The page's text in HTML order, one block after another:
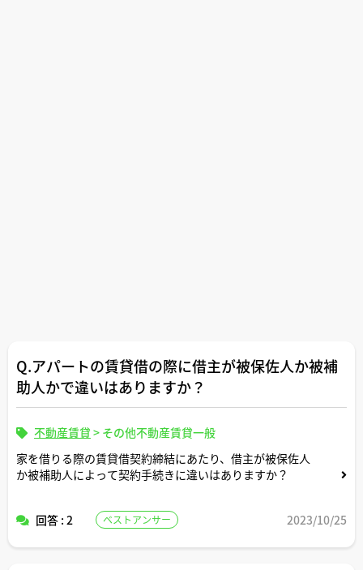
Q.アパートの賃貸借の際に借主が被保佐人か被補
助人かで違いはありますか？
不動産賃貸 > その他不動産賃貸一般
家を借りる際の賃貸借契約締結にあたり、借主が被保佐人
か被補助人によって契約手続きに違いはありますか？
回答 : 2 ベストアンサー 2023/10/25